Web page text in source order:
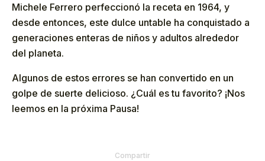
Michele Ferrero perfeccionó la receta en 1964, y
desde entonces, este dulce untable ha conquistado a
generaciones enteras de niños y adultos alrededor
del planeta.
Algunos de estos errores se han convertido en un
golpe de suerte delicioso. ¿Cuál es tu favorito? ¡Nos
leemos en la próxima Pausa!
Compartir